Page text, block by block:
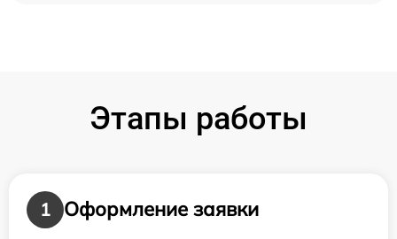
Этапы работы
1
Оформление заявки